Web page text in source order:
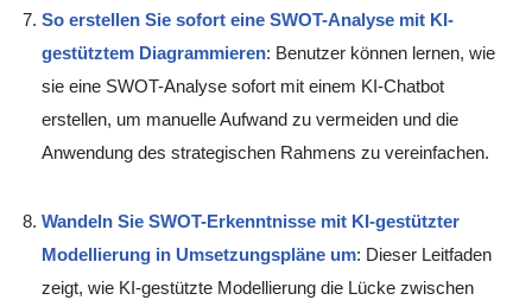
So erstellen Sie sofort eine SWOT-Analyse mit KI-
gestütztem Diagrammieren: Benutzer können lernen, wie
sie eine SWOT-Analyse sofort mit einem KI-Chatbot
erstellen, um manuelle Aufwand zu vermeiden und die
Anwendung des strategischen Rahmens zu vereinfachen.
Wandeln Sie SWOT-Erkenntnisse mit KI-gestützter
Modellierung in Umsetzungspläne um: Dieser Leitfaden
zeigt, wie KI-gestützte Modellierung die Lücke zwischen